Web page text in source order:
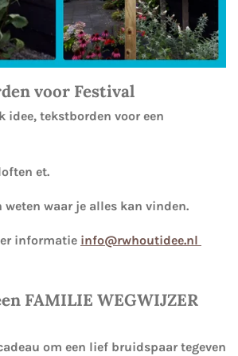
voor Festival
idee, tekstborden voor een
et.
weten waar je alles kan vinden.
informatie info@rwhoutidee.nl
FAMILIE WEGWIJZER
om een lief bruidspaar tegeven